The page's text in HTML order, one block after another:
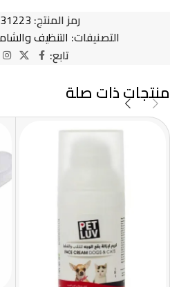
رمز المنتج:
التصنيفات: التنظيف
تابع:
منتجات ذات صلة